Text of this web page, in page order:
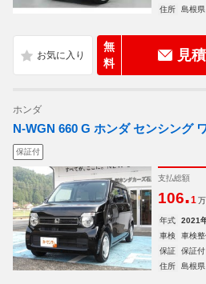
住所
島根
無
料
見
ホンダ
N-WGN 660 G ホンダ センシング
保証付
支払総額
106.1
年式 2021
車検
車検
保証
保証付
住所
島根